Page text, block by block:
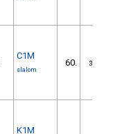
C1M
slalom
60. 37/ZS
K1M